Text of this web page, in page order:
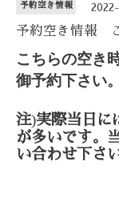
予約空き情報
予約空き情報
こちらの空き
御予約下さい。
注)実際当日に
が多いです。
い合わせ下さい